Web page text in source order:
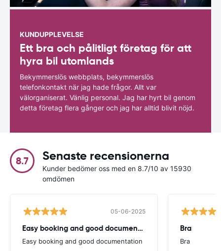
KUNDUPPLEVELSE
Ett bra och pålitligt företag för att
hyra bil utomlands
Bekymmerslös webbplats, bekymmerslös
telefonkontakt när jag hade frågor. Allt var
välorganiserat. Vänlig personal. Jag har hyrt bil genom
detta företag flera gånger och jag har alltid blivit nöjd.
8.7 Senaste recensionerna
Kunder bedömer oss med en 8.7/10 av 15930
omdömen
05-06-2025
Easy booking and good documentation
Easy booking and good documentation
Bra
Bra